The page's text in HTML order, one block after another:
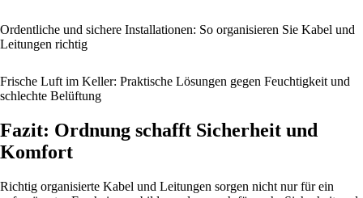
Ordentliche und sichere Installationen: So organisieren Sie Kabel und
Leitungen richtig
Frische Luft im Keller: Praktische Lösungen gegen Feuchtigkeit und
schlechte Belüftung
Fazit: Ordnung schafft Sicherheit und
Komfort
Richtig organisierte Kabel und Leitungen sorgen nicht nur für ein